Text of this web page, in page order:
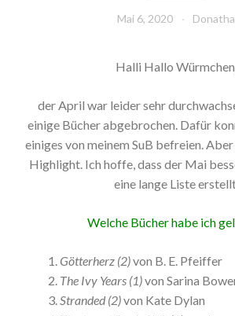
Mai 6, 2020 Donatha
Halli Hallo Würmchen,
der April war leider sehr
einige Bücher abgebrochen. Dafür
einiges von meinem SuB befreien.
Highlight. Ich hoffe, dass der Mai
eine lange Liste
Welche Bücher habe ich
Götterherz (2)von B. E. Pfeiffer
The Ivy Years (1)von Sarina
Stranded (2)von Kate Dylan